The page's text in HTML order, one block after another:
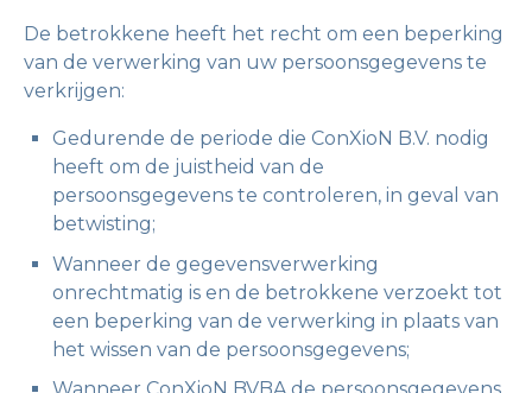
De betrokkene heeft het recht om een beperking
van de verwerking van uw persoonsgegevens te
verkrijgen:
Gedurende de periode die ConXioN B.V. nodig
heeft om de juistheid van de
persoonsgegevens te controleren, in geval van
betwisting;
Wanneer de gegevensverwerking
onrechtmatig is en de betrokkene verzoekt tot
een beperking van de verwerking in plaats van
het wissen van de persoonsgegevens;